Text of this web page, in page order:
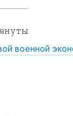
военной